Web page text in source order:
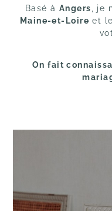
Basé à Angers , je
Maine-et-Loire et
On fait